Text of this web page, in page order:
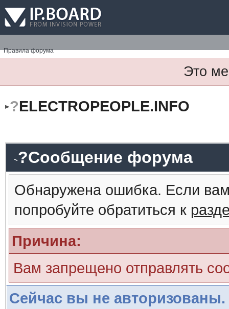
Правила форума
Это
?ELECTROPEOPLE.INFO
?Сообщение форума
Обнаружена ошибка. Если
попробуйте обратиться к
Причина:
Вам запрещено отправлять
Сейчас вы не авторизованы.